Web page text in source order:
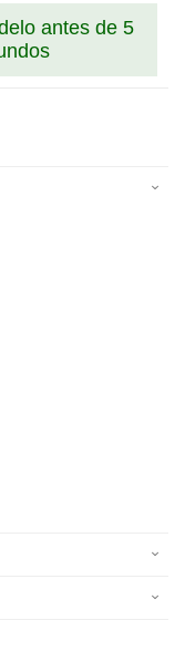
antes de 5